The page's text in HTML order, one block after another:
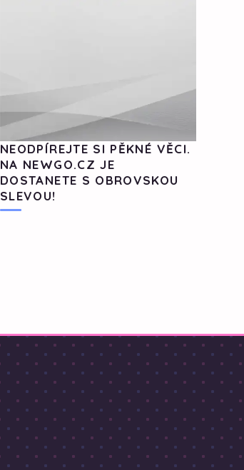
NEODPÍREJTE SI PĚKNÉ VĚCI.
NA NEWGO.CZ JE
DOSTANETE S OBROVSKOU
SLEVOU!